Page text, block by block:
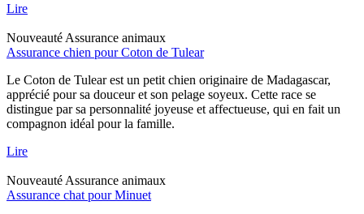
Lire
Nouveauté Assurance animaux
Assurance chien pour Coton de Tulear
Le Coton de Tulear est un petit chien originaire de Madagascar,
apprécié pour sa douceur et son pelage soyeux. Cette race se
distingue par sa personnalité joyeuse et affectueuse, qui en fait un
compagnon idéal pour la famille.
Lire
Nouveauté Assurance animaux
Assurance chat pour Minuet